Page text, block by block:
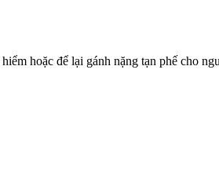
hoặc để lại gánh nặng tạn phế cho